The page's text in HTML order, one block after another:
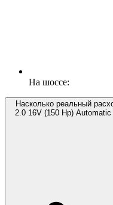
На шоссе:
Насколько реальный
2.0 16V (150 Hp)